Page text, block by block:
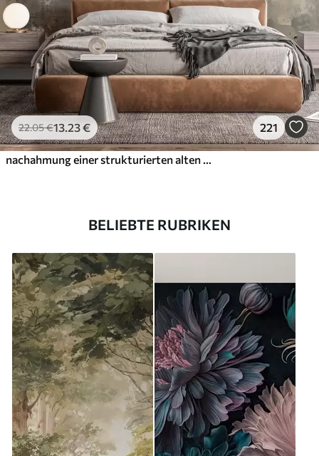
22.05€13 .23€ 221
BELIEBTE RUBRIKEN